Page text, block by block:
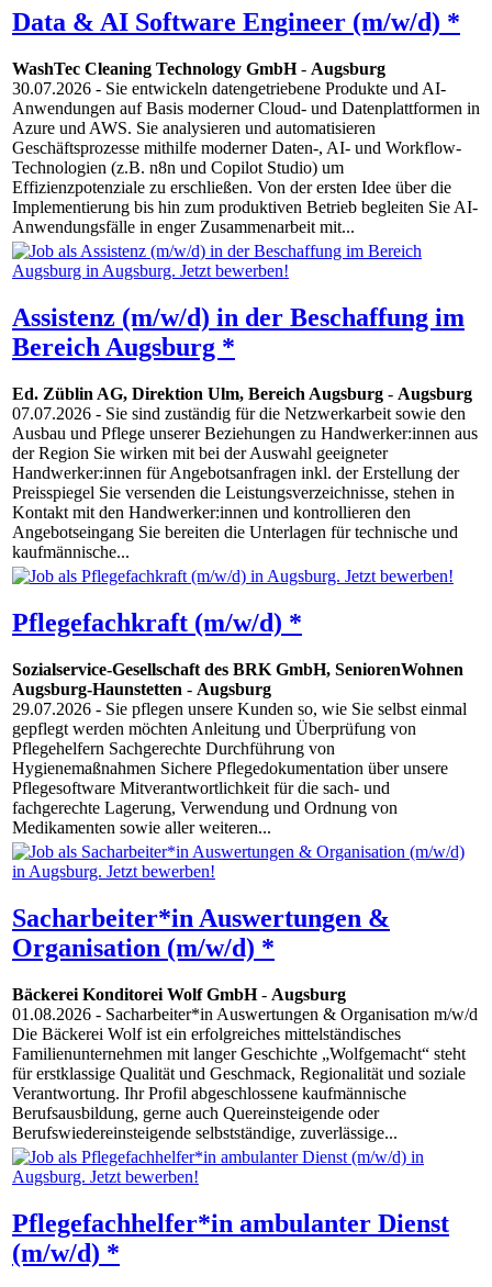
Data & AI Software Engineer (m/w/d) *
WashTec Cleaning Technology GmbH- Augsburg
30.07.2026 - Sie entwickeln datengetriebene Produkte und AI-
Anwendungen auf Basis moderner Cloud- und Datenplattformen in
Azure und AWS. Sie analysieren und automatisieren
Geschäftsprozesse mithilfe moderner Daten-, AI- und Workflow-
Technologien (z.B. n8n und Copilot Studio) um
Effizienzpotenziale zu erschließen. Von der ersten Idee über die
Implementierung bis hin zum produktiven Betrieb begleiten Sie AI-
Anwendungsfälle in enger Zusammenarbeit mit...
Assistenz (m/w/d) in der Beschaffung im
Bereich Augsburg *
Ed. Züblin AG, Direktion Ulm, Bereich Augsburg - Augsburg
07.07.2026 - Sie sind zuständig für die Netzwerkarbeit sowie den
Ausbau und Pflege unserer Beziehungen zu Handwerker:innen aus
der Region Sie wirken mit bei der Auswahl geeigneter
Handwerker:innen für Angebotsanfragen inkl. der Erstellung der
Preisspiegel Sie versenden die Leistungsverzeichnisse, stehen in
Kontakt mit den Handwerker:innen und kontrollieren den
Angebotseingang Sie bereiten die Unterlagen für technische und
kaufmännische...
Pflegefachkraft (m/w/d) *
Sozialservice-Gesellschaft des BRK GmbH, SeniorenWohnen
Augsburg-Haunstetten - Augsburg
29.07.2026 - Sie pflegen unsere Kunden so, wie Sie selbst einmal
gepflegt werden möchten Anleitung und Überprüfung von
Pflegehelfern Sachgerechte Durchführung von
Hygienemaßnahmen Sichere Pflegedokumentation über unsere
Pflegesoftware Mitverantwortlichkeit für die sach- und
fachgerechte Lagerung, Verwendung und Ordnung von
Medikamenten sowie aller weiteren...
Sacharbeiter*in Auswertungen &
Organisation (m/w/d) *
Bäckerei Konditorei Wolf GmbH- Augsburg
01.08.2026 - Sacharbeiter*in Auswertungen & Organisation m/w/d
Die Bäckerei Wolf ist ein erfolgreiches mittelständisches
Familienunternehmen mit langer Geschichte „Wolfgemacht“ steht
für erstklassige Qualität und Geschmack, Regionalität und soziale
Verantwortung. Ihr Profil abgeschlossene kaufmännische
Berufsausbildung, gerne auch Quereinsteigende oder
Berufswiedereinsteigende selbstständige, zuverlässige...
Pflegefachhelfer*in ambulanter Dienst
(m/w/d) *